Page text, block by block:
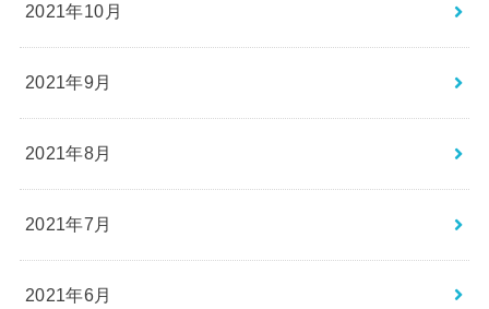
2021年10月
2021年9月
2021年8月
2021年7月
2021年6月